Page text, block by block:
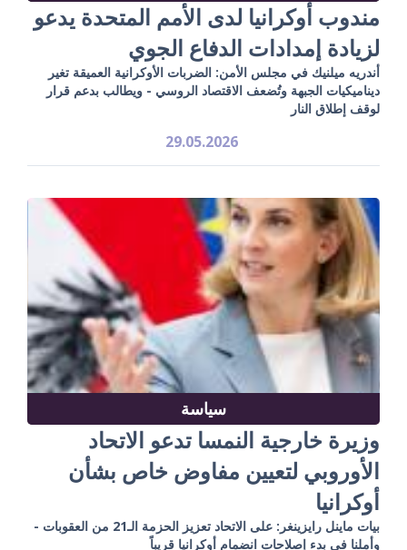
مندوب أوكرانيا لدى الأمم المتحدة يدعو
لزيادة إمدادات الدفاع الجوي
أندريه ميلنيك في مجلس الأمن: الضربات الأوكرانية العميقة تغير
ديناميكيات الجبهة وتُضعف الاقتصاد الروسي - ويطالب بدعم قرار
لوقف إطلاق النار
29.05.2026
سياسة
وزيرة خارجية النمسا تدعو الاتحاد
الأوروبي لتعيين مفاوض خاص بشأن
أوكرانيا
بيات ماينل رايزينغر: على الاتحاد تعزيز الحزمة الـ21 من العقوبات -
وأملنا في بدء إصلاحات انضمام أوكرانيا قريباً